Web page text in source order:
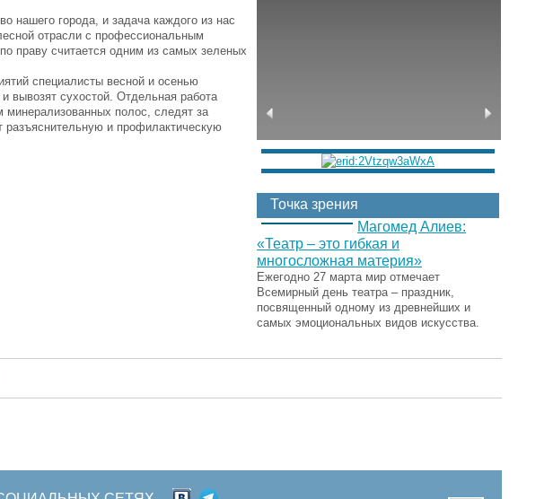
нашего города, и задача каждого из нас
отрасли с профессиональным
праву считается одним из самых зеленых
специалисты весной и осенью
вывозят сухостой. Отдельная работа
минерализованных полос, следят за
и профилактическую
Точка зрения
Магомед Алиев:
«Театр – это гибкая и
многосложная материя»
Ежегодно 27 марта мир отмечает
Всемирный день театра – праздник,
посвященный одному из древнейших и
самых эмоциональных видов искусства.